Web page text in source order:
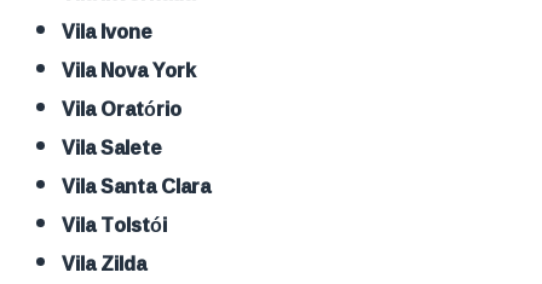
Vila Ivone
Vila Nova York
Vila Oratório
Vila Salete
Vila Santa Clara
Vila Tolstói
Vila Zilda